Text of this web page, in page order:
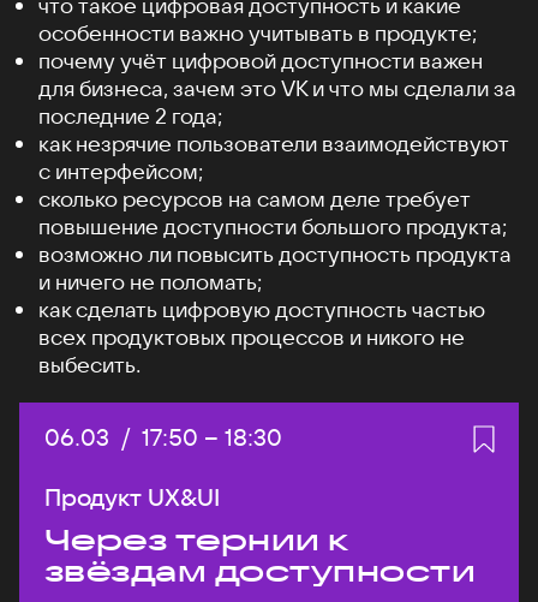
особенности важно учитывать в продукте;
почему учёт цифровой доступности важен
для бизнеса, зачем это VK и что мы сделали за
последние 2 года;
как незрячие пользователи взаимодействуют
с интерфейсом;
сколько ресурсов на самом деле требует
повышение доступности большого продукта;
возможно ли повысить доступность продукта
и ничего не поломать;
как сделать цифровую доступность частью
всех продуктовых процессов и никого не
выбесить.
Дата:
06.03 / Начало:
17:50 – Конец:
18:30
Продукт UX&UI
Через тернии к
звёздам доступности